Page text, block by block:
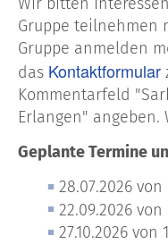
Gruppe teilnehmen
Gruppe anmelden
das Kontaktformular
Kommentarfeld
Erlangen" angeben.
Geplante Termine
28.07.2026 von
22.09.2026 von
27.10.2026 von